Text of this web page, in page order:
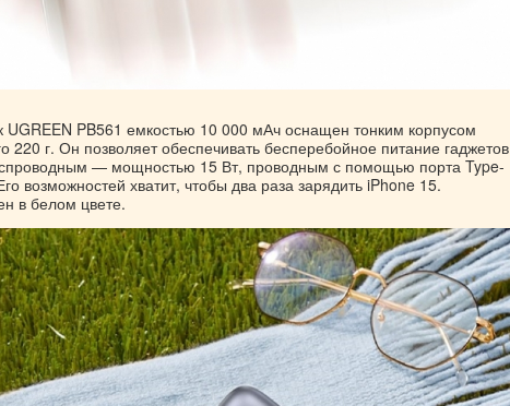
UGREEN PB561 емкостью 10 000 мАч оснащен тонким корпусом
220 г. Он позволяет обеспечивать бесперебойное питание гаджетов
— мощностью 15 Вт, проводным с помощью порта Type-
возможностей хватит, чтобы два раза зарядить iPhone 15.
в белом цвете.